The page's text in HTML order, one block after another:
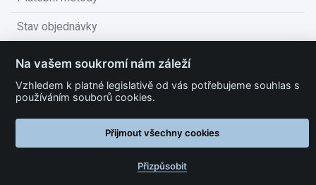
Stav objednávky
Obchodní podmínky
Technické podmínky
Na vašem soukromí nám záleží
Vzhledem k platné legislativě od vás potřebujeme souhlas s
používáním souborů cookies.
Přijmout všechny cookies
Přizpůsobit